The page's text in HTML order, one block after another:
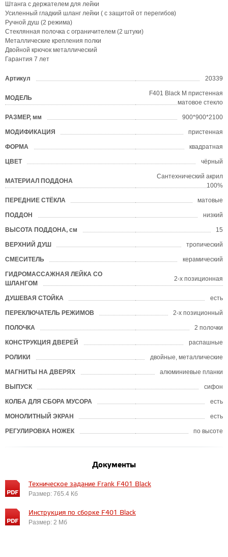
Штанга с держателем для лейки
Усиленный гладкий шланг лейки ( с защитой от перегибов)
Ручной душ (2 режима)
Стеклянная полочка с ограничителем (2 штуки)
Металлические крепления полки
Двойной крючок металлический
Гарантия 7 лет
Артикул 20339
МОДЕЛЬ
F401 Black M пристенная
матовое стекло
РАЗМЕР, мм 900*900*2100
МОДИФИКАЦИЯ пристенная
ФОРМА квадратная
ЦВЕТ чёрный
МАТЕРИАЛ ПОДДОНА
Сантехнический акрил
100%
ПЕРЕДНИЕ СТЁКЛА матовые
ПОДДОН низкий
ВЫСОТА ПОДДОНА, см 15
ВЕРХНИЙ ДУШ тропический
СМЕСИТЕЛЬ керамический
ГИДРОМАССАЖНАЯ ЛЕЙКА СО
ШЛАНГОМ
2-х позиционная
ДУШЕВАЯ СТОЙКА есть
ПЕРЕКЛЮЧАТЕЛЬ РЕЖИМОВ 2-х позиционный
ПОЛОЧКА 2 полочки
КОНСТРУКЦИЯ ДВЕРЕЙ распашные
РОЛИКИ двойные, металлические
МАГНИТЫ НА ДВЕРЯХ алюминиевые планки
ВЫПУСК сифон
КОЛБА ДЛЯ СБОРА МУСОРА есть
МОНОЛИТНЫЙ ЭКРАН есть
РЕГУЛИРОВКА НОЖЕК по высоте
Документы
Техническое задание Frank F401 Black
Размер: 765.4 Кб
Инструкция по сборке F401 Black
Размер: 2 Мб